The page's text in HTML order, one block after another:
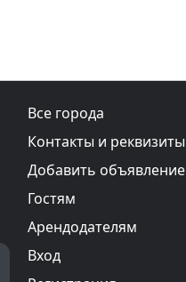
Все города
Контакты и реквизиты
Добавить объявление
Гостям
Арендодателям
Вход